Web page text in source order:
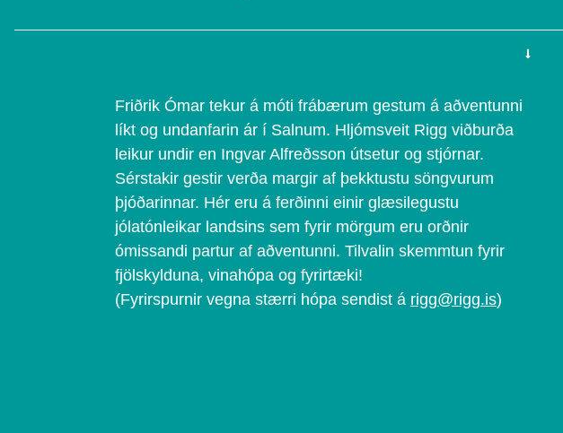
Friðrik Ómar tekur á móti frábærum gestum á aðventunni
líkt og undanfarin ár í Salnum. Hljómsveit Rigg viðburða
leikur undir en Ingvar Alfreðsson útsetur og stjórnar.
Sérstakir gestir verða margir af þekktustu söngvurum
þjóðarinnar. Hér eru á ferðinni einir glæsilegustu
jólatónleikar landsins sem fyrir mörgum eru orðnir
ómissandi partur af aðventunni. Tilvalin skemmtun fyrir
fjölskylduna, vinahópa og fyrirtæki!
(Fyrirspurnir vegna stærri hópa sendist á rigg@rigg.is)